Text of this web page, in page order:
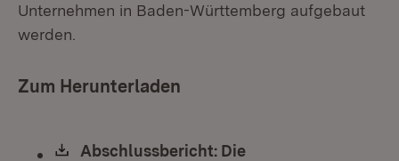
Unternehmen in Baden-Württemberg aufgebaut
werden.
Zum Herunterladen
Download:
Abschlussbericht: Die